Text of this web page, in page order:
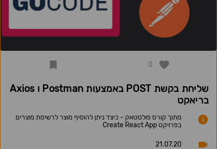
0
שליחת בקשת POST באמצעות Postman ו Axios
בריאקט
מתוך קורס פולסטאק - כיצד ניתן להוסיף מוצר לרשימת מוצרים
בפרויקט Create React App
21.07.20